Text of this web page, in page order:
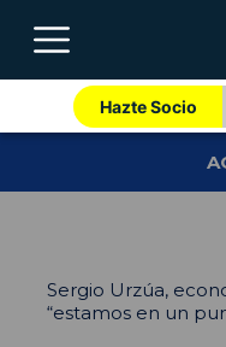
Hazte Socio
Sergio Urzúa,
“estamos en un